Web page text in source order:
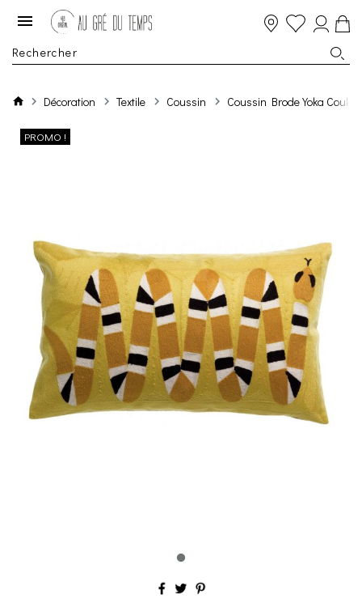
Décoration Textile Coussin Coussin Brode Yoka
PROMO !